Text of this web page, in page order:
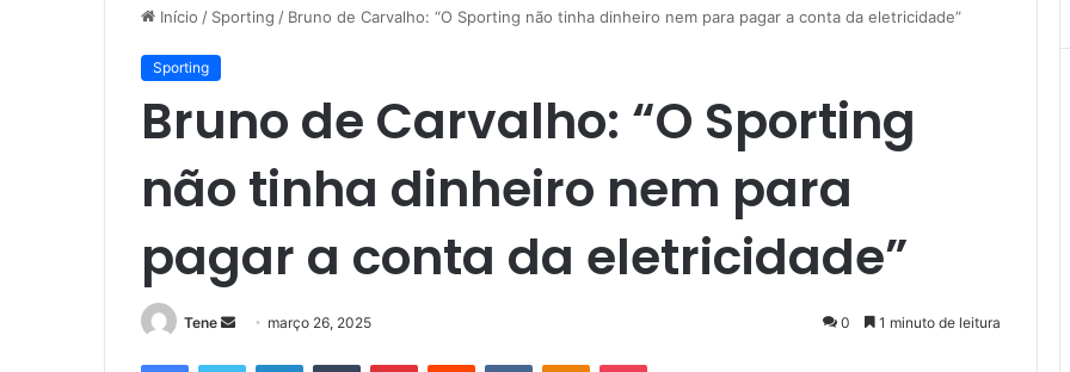
Início / Sporting / Bruno de Carvalho: “O Sporting não tinha dinheiro nem para pagar a conta da eletricidade”
Sporting
Bruno de Carvalho: “O Sporting
não tinha dinheiro nem para
pagar a conta da eletricidade”
Tene
Mandemarço 26, 2025 0 1 minuto de leitura
FacebookTwitter LinkedinTumblr PinterestReddit VK OK Pocket